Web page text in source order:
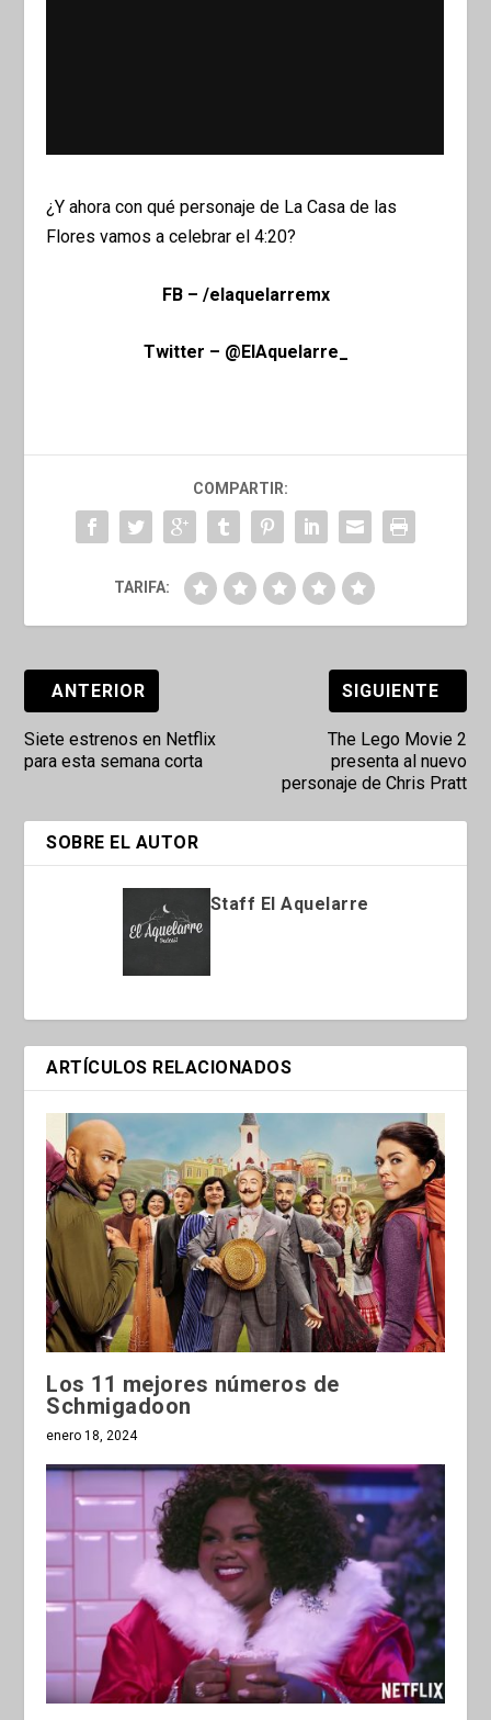
¿Y ahora con qué personaje de La Casa de las
Flores vamos a celebrar el 4:20?
FB – /elaquelarremx
Twitter – @ElAquelarre_
COMPARTIR:
TARIFA:
ANTERIOR
Siete estrenos en Netflix
para esta semana corta
SIGUIENTE
The Lego Movie 2
presenta al nuevo
personaje de Chris Pratt
SOBRE EL AUTOR
Staff El Aquelarre
ARTÍCULOS RELACIONADOS
Los 11 mejores números de
Schmigadoon
enero 18, 2024